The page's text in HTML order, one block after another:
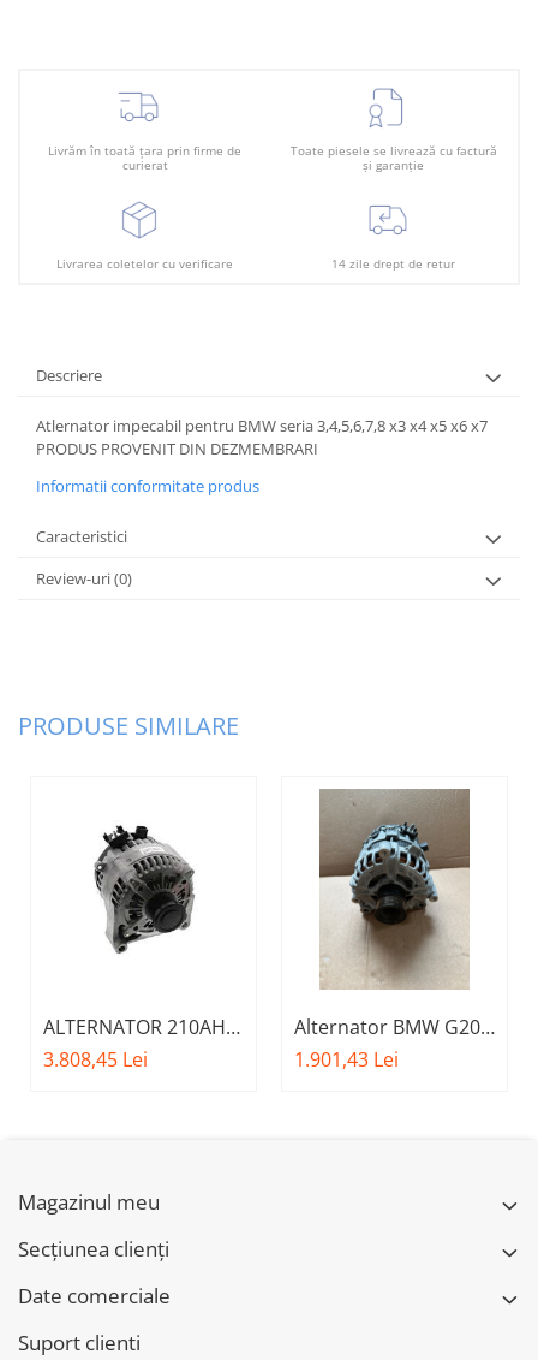
Carenaj roata
Deflector aer
Elemente caroserie
Overfender aripa
Plafon
Praguri
Rama radiator
Scut motor
Suport radiator
Usa spate
Cutie viteze
Cutie viteze
DIFERENTIAL
Directie
Scut caseta
Electrice
Acumulator
Alternator
Livrăm în toată țara prin firme de
curierat
Toate piesele se livrează cu factură
și garanție
Livrarea coletelor cu verificare 14 zile drept de retur
Descriere
Atlernator impecabil pentru BMW seria 3,4,5,6,7,8 x3 x4 x5 x6 x7
PRODUS PROVENIT DIN DEZMEMBRARI
Informatii conformitate produs
Caracteristici
Review-uri(0)
PRODUSE SIMILARE
ALTERNATOR 210AH
O.E. 12317605479
3.808,45 Lei
Alternator BMW G20
G30 G11 G12 G01 G02
1.901,43 Lei
Magazinul meu
Secțiunea clienți
Date comerciale
Suport clienti